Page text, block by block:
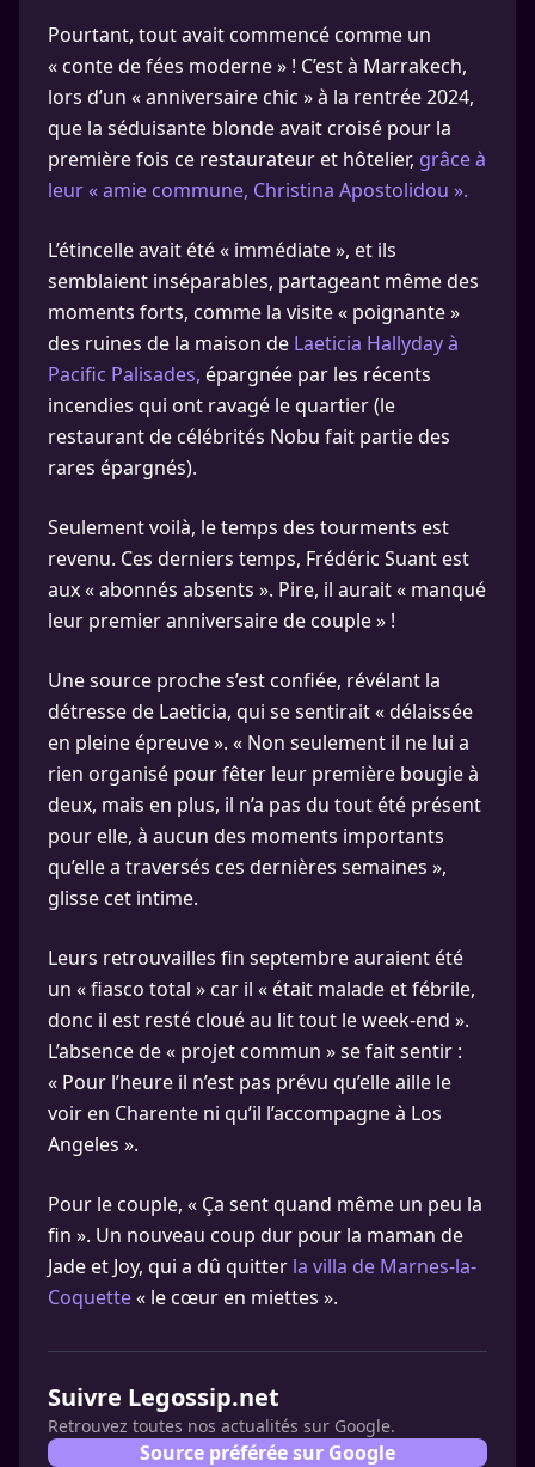
Pourtant, tout avait commencé comme un
« conte de fées moderne » ! C’est à Marrakech,
lors d’un « anniversaire chic » à la rentrée 2024,
que la séduisante blonde avait croisé pour la
première fois ce restaurateur et hôtelier, grâce à
leur « amie commune, Christina Apostolidou ».
L’étincelle avait été « immédiate », et ils
semblaient inséparables, partageant même des
moments forts, comme la visite « poignante »
des ruines de la maison de Laeticia Hallyday à
Pacific Palisades, épargnée par les récents
incendies qui ont ravagé le quartier (le
restaurant de célébrités Nobu fait partie des
rares épargnés).
Seulement voilà, le temps des tourments est
revenu. Ces derniers temps, Frédéric Suant est
aux « abonnés absents ». Pire, il aurait « manqué
leur premier anniversaire de couple » !
Une source proche s’est confiée, révélant la
détresse de Laeticia, qui se sentirait « délaissée
en pleine épreuve ». « Non seulement il ne lui a
rien organisé pour fêter leur première bougie à
deux, mais en plus, il n’a pas du tout été présent
pour elle, à aucun des moments importants
qu’elle a traversés ces dernières semaines »,
glisse cet intime.
Leurs retrouvailles fin septembre auraient été
un « fiasco total » car il « était malade et fébrile,
donc il est resté cloué au lit tout le week-end ».
L’absence de « projet commun » se fait sentir :
« Pour l’heure il n’est pas prévu qu’elle aille le
voir en Charente ni qu’il l’accompagne à Los
Angeles ».
Pour le couple, « Ça sent quand même un peu la
fin ». Un nouveau coup dur pour la maman de
Jade et Joy, qui a dû quitter la villa de Marnes-la-
Coquette« le cœur en miettes ».
Suivre Legossip.net
Retrouvez toutes nos actualités sur Google.
Source préférée sur Google